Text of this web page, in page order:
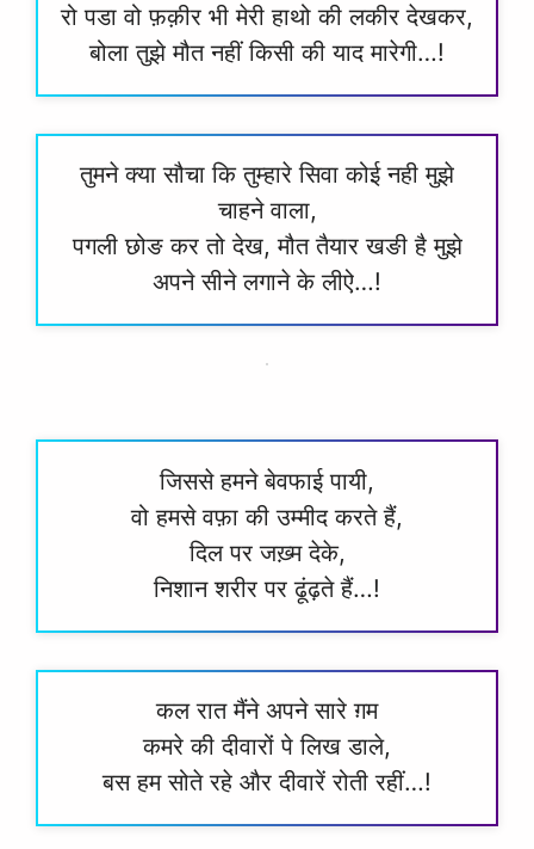
रो पडा वो फ़क़ीर भी मेरी हाथो की लकीर देखकर,
बोला तुझे मौत नहीं किसी की याद मारेगी…!
तुमने क्या सौचा कि तुम्हारे सिवा कोई नही मुझे
चाहने वाला,
पगली छोङ कर तो देख, मौत तैयार खङी है मुझे
अपने सीने लगाने के लीऐ…!
जिससे हमने बेवफाई पायी,
वो हमसे वफ़ा की उम्मीद करते हैं,
दिल पर जख़्म देके,
निशान शरीर पर ढूंढ़ते हैं…!
कल रात मैंने अपने सारे ग़म
कमरे की दीवारों पे लिख डाले,
बस हम सोते रहे और दीवारें रोती रहीं…!